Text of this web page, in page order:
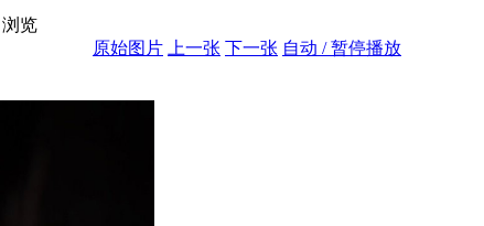
浏览
原始图片 上一张 下一张 自动 / 暂停播放